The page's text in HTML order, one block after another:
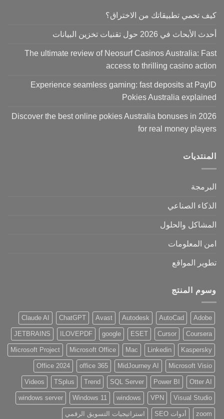
كيف تحمي تطبيقاتك من الاختراق؟
أحدث الأبحاث في 2026 حول تقنيات تخزين البيانات
The ultimate review of Neosurf Casinos Australia: Fast
access to thrilling casino action
Experience seamless gaming: fast deposits at PayID
Pokies Australia explained
Discover the best online pokies Australia bonuses in 2026
for real money players
المنتديات
البرمجة
الذكاء الصناعي
المشاكل والحلول
امن المعلومات
تطوير المواقع
وسوم المنتج
Adobe
AutoCad
Autodesk
Avast
ChatGPT
Claude AI
Coursera
Cursor
ESET
google
ILOVEPDF
JETBRAINS
Kaspersky
Linkedin
Mac
Microsoft Office
Microsoft Project
Microsoft Visio
MidJourney AI
office 365
Office 2024
Otter AI
Power BI
SQL Server
Trend
TSplus
Videos
Visual Studio
VPN
windows
Windows 11
windows server
zoom أدوات SEO استراتيجيات التسويق الرقمي